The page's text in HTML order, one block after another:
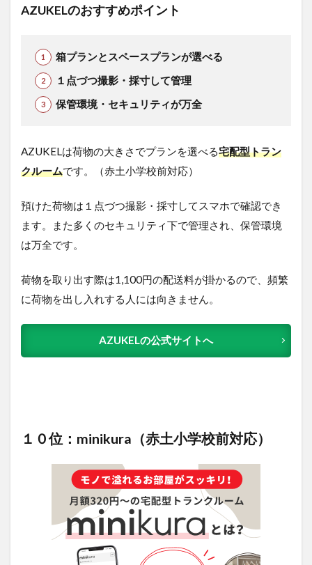
AZUKELのおすすめポイント
箱プランとスペースプランが選べる
１点づつ撮影・採寸して管理
保管環境・セキュリティが万全
AZUKELは荷物の大きさでプランを選べる宅配型トラン
クルームです。（赤土小学校前対応）
預けた荷物は１点づつ撮影・採寸してスマホで確認でき
ます。また多くのセキュリティ下で管理され、保管環境
は万全です。
荷物を取り出す際は1,100円の配送料が掛かるので、頻繁
に荷物を出し入れする人には向きません。
AZUKELの公式サイトへ
１０位：minikura（赤土小学校前対応）